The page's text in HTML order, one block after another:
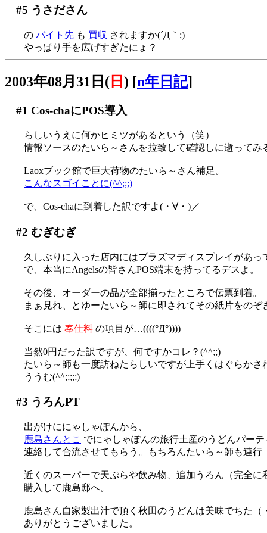
#5 うさださん
の バイト先 も 買収 されますか(´Д｀;)
やっぱり手を広げすぎたにょ？
2003年08月31日( 日 ) [n年日記]
#1 Cos-chaにPOS導入
らしいうえに何かヒミツがあるという（笑）
情報ソースのたいら～さんを拉致して確認しに逝ってみ
Laoxブック館で巨大荷物のたいら～さん補足。
こんなスゴイことに(^^;;;)
で、Cos-chaに到着した訳ですよ(・∀・)／
#2 むぎむぎ
久しぶりに入った店内にはプラズマディスプレイがあっ
で、本当にAngelsの皆さんPOS端末を持ってるデスよ。
その後、オーダーの品が全部揃ったところで伝票到着。
まぁ見れ、とゆーたいら～師に即されてその紙片をのぞ
そこには 奉仕料 の項目が…((((°Д°))))
当然0円だった訳ですが、何ですかコレ？(^^;;)
たいら～師も一度訪ねたらしいですが上手くはぐらかさ
ううむ(^^;;;;;)
#3 うろんPT
出がけににゃしゃぽんから、
鹿島さんとこ でにゃしゃぽんの旅行土産のうどんパー
連絡して合流させてもらう。もちろんたいら～師も連行
近くのスーパーで天ぷらや飲み物、追加うろん（完全に
購入して鹿島邸へ。
鹿島さん自家製出汁で頂く秋田のうどんは美味でちた（
ありがとうございました。